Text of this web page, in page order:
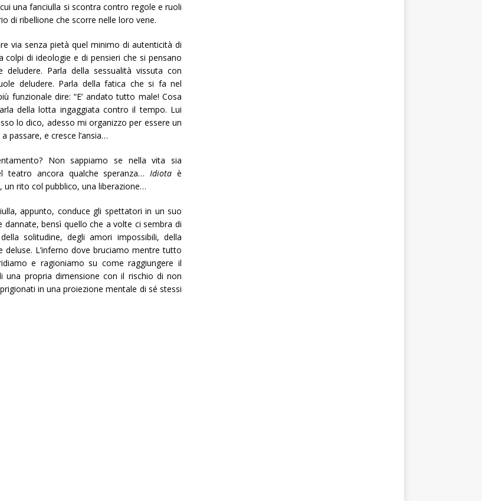
una fanciulla si scontra contro regole e ruoli
di ribellione che scorre nelle loro vene.
via senza pietà quel minimo di autenticità di
di ideologie e di pensieri che si pensano
Parla della sessualità vissuta con
deludere. Parla della fatica che si fa nel
funzionale dire: “E’ andato tutto male! Cosa
della lotta ingaggiata contro il tempo. Lui
lo dico, adesso mi organizzo per essere un
passare, e cresce l’ansia…
Non sappiamo se nella vita sia
teatro ancora qualche speranza… Idiota è
rito col pubblico, una liberazione…
appunto, conduce gli spettatori in un suo
dannate, bensì quello che a volte ci sembra di
solitudine, degli amori impossibili, della
deluse. L’inferno dove bruciamo mentre tutto
e ragioniamo su come raggiungere il
una propria dimensione con il rischio di non
in una proiezione mentale di sé stessi